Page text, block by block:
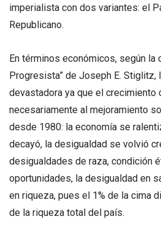
imperialista con dos variantes: el
Republicano.
En términos económicos, según la
Progresista” de Joseph E.
devastadora ya que el crecimiento
necesariamente al mejoramiento
desde 1980: la economía se
decayó, la desigualdad se volvió
desigualdades de raza, condición
oportunidades, la desigualdad en
en riqueza, pues el 1% de la cima
de la riqueza total del país.